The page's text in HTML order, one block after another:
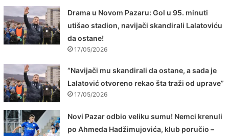
Drama u Novom Pazaru: Gol u 95. minuti
utišao stadion, navijači skandirali Lalatoviću
da ostane!
17/05/2026
“Navijači mu skandirali da ostane, a sada je
Lalatović otvoreno rekao šta traži od uprave”
17/05/2026
Novi Pazar odbio veliku sumu! Nemci krenuli
po Ahmeda Hadžimujovića, klub poručio –